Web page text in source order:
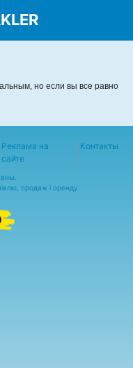
но если вы все равно
Реклама на
сайте
Контакты
продаж і оренду